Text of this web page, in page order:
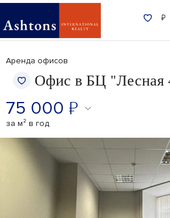
₽
Аренда офисов
Офис в БЦ "Лесная
75 000 ₽
за м² в год